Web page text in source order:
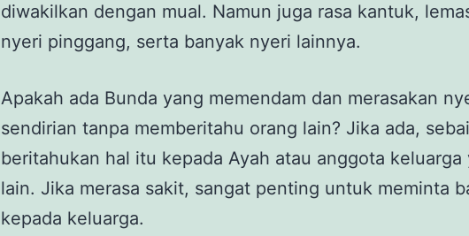
diwakilkan dengan mual. Namun juga rasa kantuk,
nyeri pinggang, serta banyak nyeri lainnya.
Apakah ada Bunda yang memendam dan merasakan
sendirian tanpa memberitahu orang lain? Jika ada,
beritahukan hal itu kepada Ayah atau anggota keluarga
lain. Jika merasa sakit, sangat penting untuk meminta
kepada keluarga.